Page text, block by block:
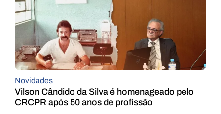
Novidades
Vilson Cândido da Silva é homenageado pelo
CRCPR após 50 anos de profissão